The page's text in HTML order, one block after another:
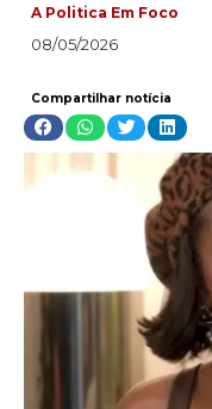
A Politica Em Foco
08/05/2026
Compartilhar notícia